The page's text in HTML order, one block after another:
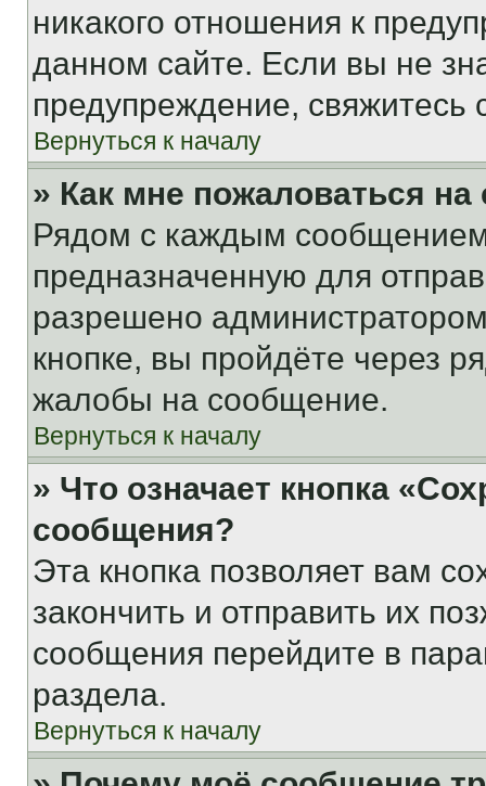
никакого отношения к
данном сайте. Если вы не
предупреждение,
Вернуться к началу
» Как мне пожаловаться
Рядом с каждым сообщением
предназначенную для
разрешено
кнопке, вы пройдёте через
жалобы на сообщение.
Вернуться к началу
» Что означает кнопка
сообщения?
Эта кнопка позволяет вам
закончить и отправить их
сообщения перейдите в
раздела.
Вернуться к началу